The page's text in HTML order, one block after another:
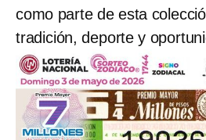
como parte de esta
tradición, deporte y